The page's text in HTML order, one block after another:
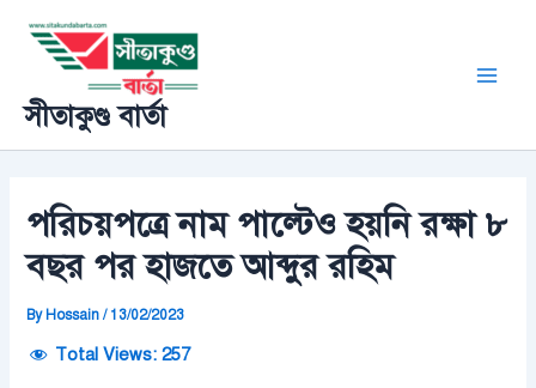
content
সীতাকুণ্ড বার্তা
পরিচয়পত্রে নাম পাল্টেও হয়নি রক্ষা ৮
বছর পর হাজতে আব্দুর রহিম
By Hossain/ 13/02/2023
Total Views: 257
navigation